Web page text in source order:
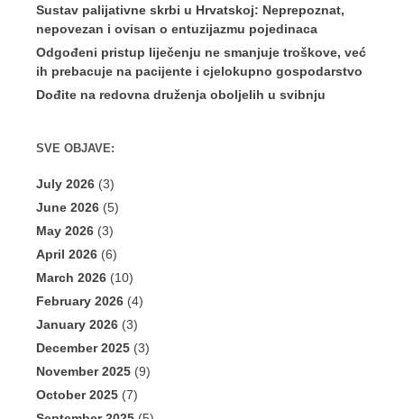
Sustav palijativne skrbi u Hrvatskoj: Neprepoznat,
nepovezan i ovisan o entuzijazmu pojedinaca
Odgođeni pristup liječenju ne smanjuje troškove, već
ih prebacuje na pacijente i cjelokupno gospodarstvo
Dođite na redovna druženja oboljelih u svibnju
SVE OBJAVE:
July 2026 (3)
June 2026 (5)
May 2026 (3)
April 2026 (6)
March 2026 (10)
February 2026 (4)
January 2026 (3)
December 2025 (3)
November 2025 (9)
October 2025 (7)